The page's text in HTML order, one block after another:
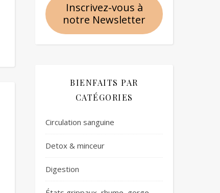
Inscrivez-vous à
notre Newsletter
BIENFAITS PAR
CATÉGORIES
Circulation sanguine
Detox & minceur
Digestion